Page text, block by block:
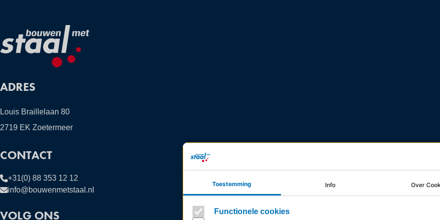
ADRES
Louis Braillelaan 80
2719 EK Zoetermeer
CONTACT
+31(0) 88 353 12 12
info@bouwenmetstaal.nl
VOLG ONS
Toestemming Info Over
Functionele cookies